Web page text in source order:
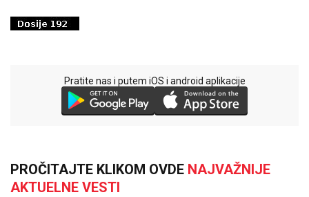
Pratite nas i putem iOS i android aplikacije
PROČITAJTE KLIKOM OVDE NAJVAŽNIJE
AKTUELNE VESTI